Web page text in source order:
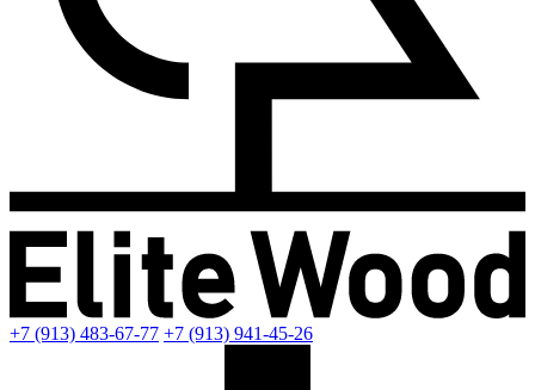
+7 (913) 483-67-77 +7 (913) 941-45-26